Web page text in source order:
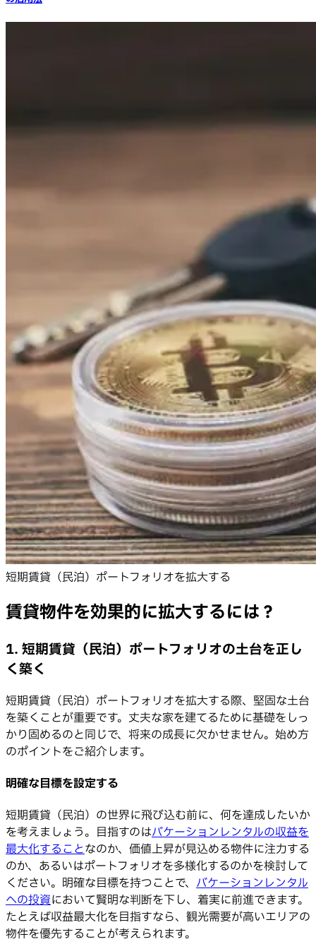
短期賃貸（民泊）ポートフォリオを拡大する
賃貸物件を効果的に拡大するには？
1. 短期賃貸（民泊）ポートフォリオの土台を正し
く築く
短期賃貸（民泊）ポートフォリオを拡大する際、堅固な土台
を築くことが重要です。丈夫な家を建てるために基礎をしっ
かり固めるのと同じで、将来の成長に欠かせません。始め方
のポイントをご紹介します。
明確な目標を設定する
短期賃貸（民泊）の世界に飛び込む前に、何を達成したいか
を考えましょう。目指すのはバケーションレンタルの収益を
最大化することなのか、価値上昇が見込める物件に注力する
のか、あるいはポートフォリオを多様化するのかを検討して
ください。明確な目標を持つことで、 バケーションレンタル
への投資において賢明な判断を下し、着実に前進できます。
たとえば収益最大化を目指すなら、観光需要が高いエリアの
物件を優先することが考えられます。